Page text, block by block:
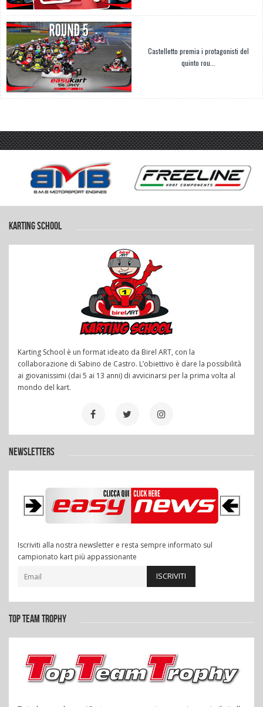
Castelletto premia i protagonisti del
quinto rou...
KARTING SCHOOL
Karting School è un format ideato da Birel ART, con la
collaborazione di Sabino de Castro. L’obiettivo è dare la possibilità
ai giovanissimi (dai 5 ai 13 anni) di avvicinarsi per la prima volta al
mondo del kart.
NEWSLETTERS
Iscriviti alla nostra newsletter e resta sempre informato sul
campionato kart più appassionante
ISCRIVITI
TOP TEAM TROPHY